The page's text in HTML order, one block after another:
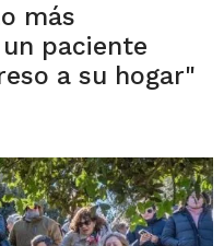
más
paciente
a su hogar"